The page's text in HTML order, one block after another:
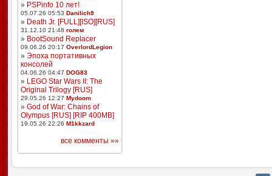
» PSPinfo 10 лет!
05.07.26 05:53 Danilich9
» Death Jr. [FULL][ISO][RUS]
31.12.10 21:48 голем
» BootSound Replacer
09.06.26 20:17 OverlordLegion
» Эпоха портативных
консолей
04.06.26 04:47 DOG83
» LEGO Star Wars II: The
Original Trilogy [RUS]
29.05.26 12:27 Mydoom
» God of War: Chains of
Olympus [RUS] [RIP 400MB]
19.05.26 22:26 M1kkzard
все комменты »»